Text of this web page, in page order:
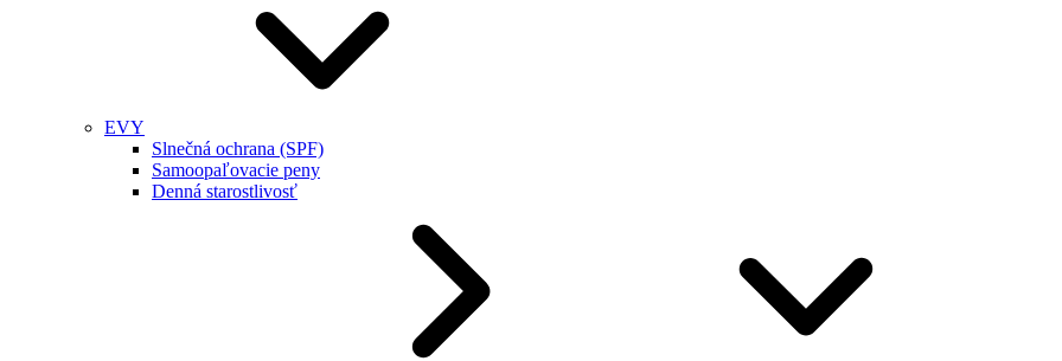
EVY
Slnečná ochrana (SPF)
Samoopaľovacie peny
Denná starostlivosť